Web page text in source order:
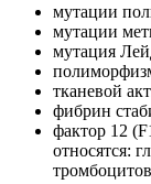
мутации
мутации
мутация
тканевой
фибрин
фактор 12
относятся: